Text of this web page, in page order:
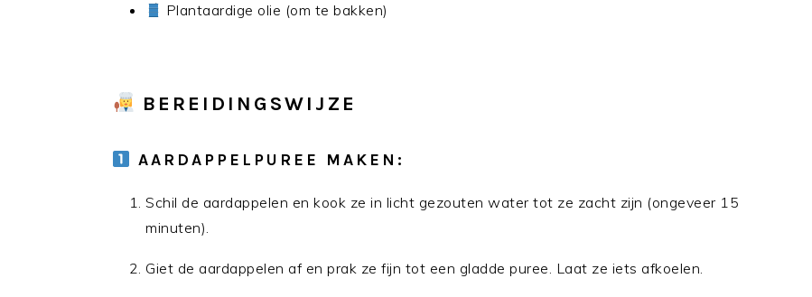
Plantaardige olie (om te bakken)
BEREIDINGSWIJZE
AARDAPPELPUREE MAKEN:
Schil de aardappelen en kook ze in licht gezouten water tot ze zacht zijn (ongeveer 15
minuten).
Giet de aardappelen af en prak ze fijn tot een gladde puree. Laat ze iets afkoelen.